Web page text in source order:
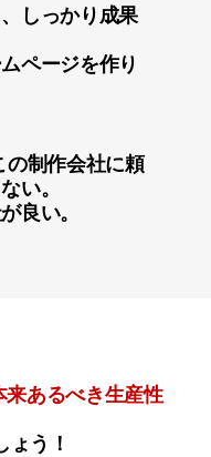
しっかり成果
ページを作り
の制作会社に頼
い。
良い。
来あるべき生産性
う！